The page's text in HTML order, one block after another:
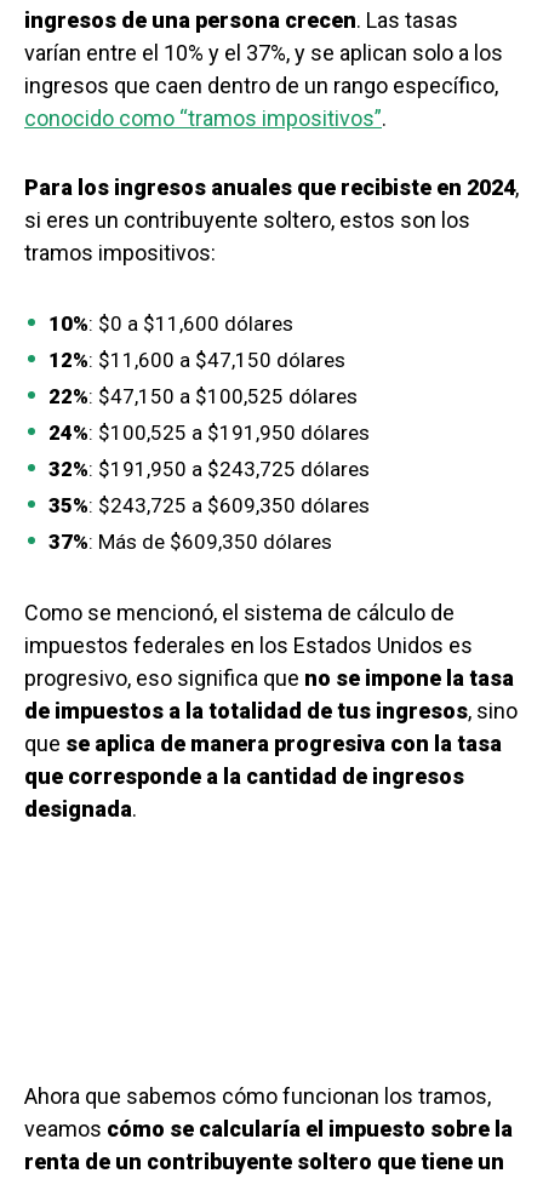
ingresos de una persona crecen. Las tasas
varían entre el 10% y el 37%, y se aplican solo a los
ingresos que caen dentro de un rango específico,
conocido como “tramos impositivos”.
Para los ingresos anuales que recibiste en 2024,
si eres un contribuyente soltero, estos son los
tramos impositivos:
10%: $0 a $11,600 dólares
12%: $11,600 a $47,150 dólares
22%: $47,150 a $100,525 dólares
24%: $100,525 a $191,950 dólares
32%: $191,950 a $243,725 dólares
35%: $243,725 a $609,350 dólares
37%: Más de $609,350 dólares
Como se mencionó, el sistema de cálculo de
impuestos federales en los Estados Unidos es
progresivo, eso significa que no se impone la tasa
de impuestos a la totalidad de tus ingresos, sino
que se aplica de manera progresiva con la tasa
que corresponde a la cantidad de ingresos
designada.
Ahora que sabemos cómo funcionan los tramos,
veamos cómo se calcularía el impuesto sobre la
renta de un contribuyente soltero que tiene un